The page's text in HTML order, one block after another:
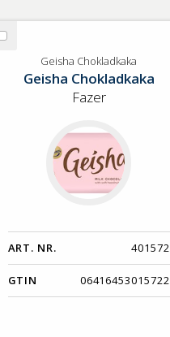
Välj
Chokladkaka
Geisha Chokladkaka
Geisha Chokladkaka
Fazer
ART. NR. 401572
GTIN 06416453015722